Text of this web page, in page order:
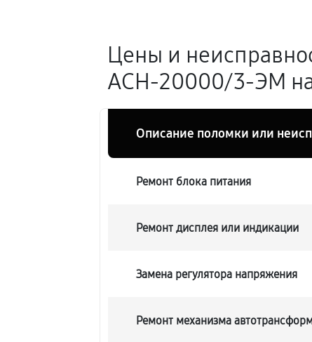
Цены и
АСН-20000/3-ЭМ
Описание поломки или
Ремонт блока питания
Ремонт дисплея или индикации
Замена регулятора напряжения
Ремонт механизма